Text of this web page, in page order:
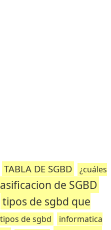
TABLA DE SGBD
¿cuáles
de SGBD
tipos de sgbd que
de sgbd
informatica